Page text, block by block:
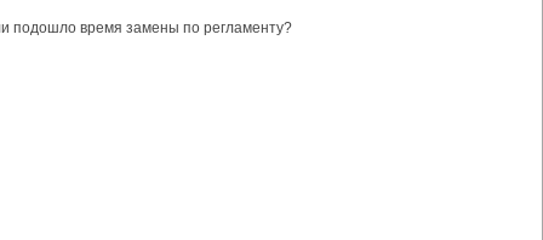
подошло время замены по регламенту?